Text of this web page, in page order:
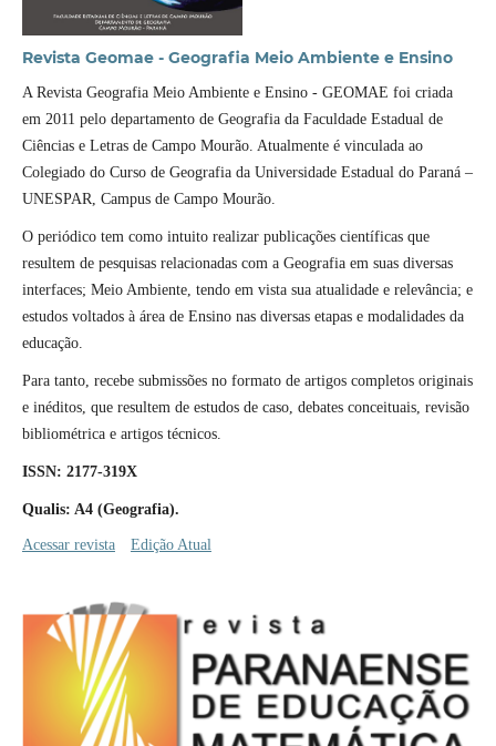
Revista Geomae - Geografia Meio Ambiente e Ensino
A Revista Geografia Meio Ambiente e Ensino - GEOMAE foi criada
em 2011 pelo departamento de Geografia da Faculdade Estadual de
Ciências e Letras de Campo Mourão. Atualmente é vinculada ao
Colegiado do Curso de Geografia da Universidade Estadual do Paraná –
UNESPAR, Campus de Campo Mourão.
O periódico tem como intuito realizar publicações científicas que
resultem de pesquisas relacionadas com a Geografia em suas diversas
interfaces; Meio Ambiente, tendo em vista sua atualidade e relevância; e
estudos voltados à área de Ensino nas diversas etapas e modalidades da
educação.
Para tanto, recebe submissões no formato de artigos completos originais
e inéditos, que resultem de estudos de caso, debates conceituais, revisão
bibliométrica e artigos técnicos.
ISSN: 2177-319X
Qualis: A4 (Geografia).
Acessar revista Edição Atual